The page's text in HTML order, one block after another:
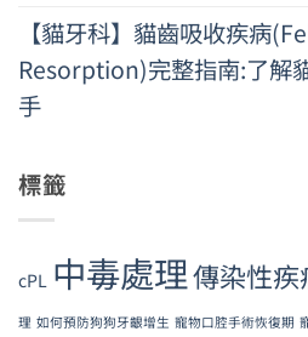
【貓牙科】貓齒吸收疾病
Resorption)完整指南:了解
手
標籤
cPL 中毒處理傳染性疾
理 如何預防狗狗牙齦增生 寵物口腔手術恢復期